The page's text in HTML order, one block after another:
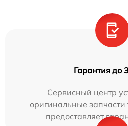
Гарантия до
Сервисный центр
оригинальные
предоставляет